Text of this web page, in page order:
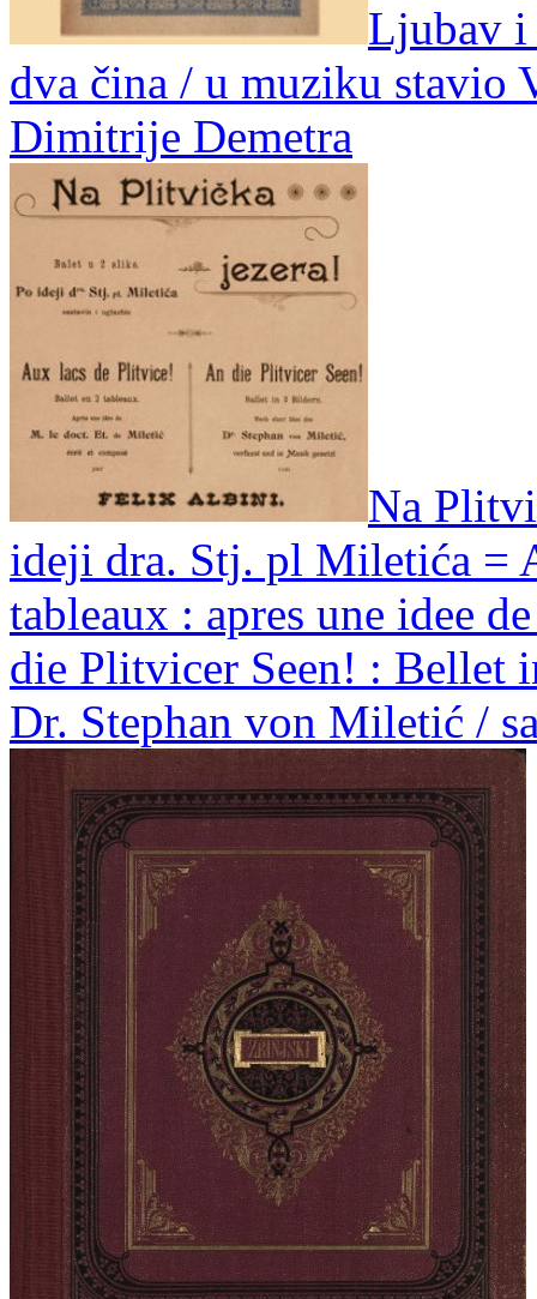
Ljubav i
dva čina / u muziku stavio
Dimitrije Demetra
Na
ideji dra. Stj. pl Miletića =
tableaux : apres une idee
die Plitvicer Seen! : Bellet
Dr. Stephan von Miletić /